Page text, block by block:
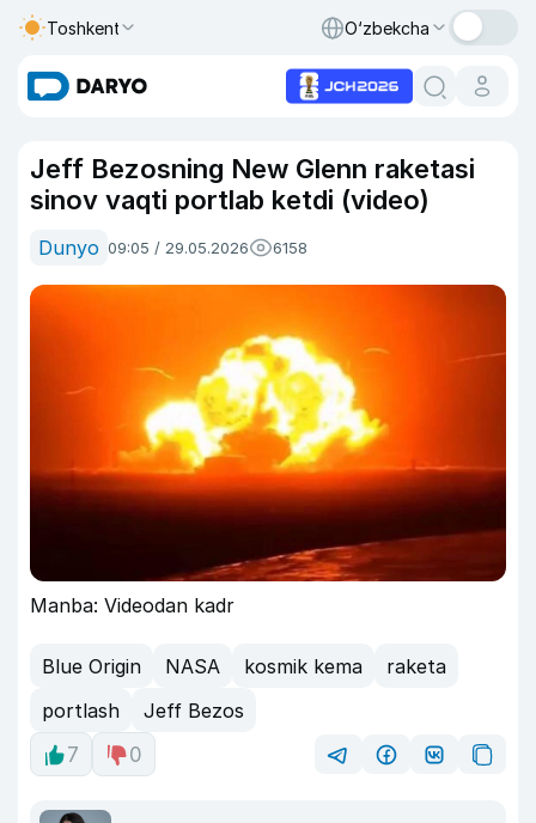
Toshkent O‘zbekcha
Jeff Bezosning New Glenn raketasi
sinov vaqti portlab ketdi (video)
Dunyo 09:05 / 29.05.2026 6158
Manba: Videodan kadr
Blue Origin NASA kosmik kema
raketa
portlash
Jeff Bezos
7
0